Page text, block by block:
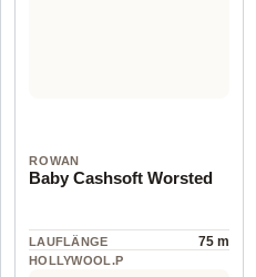
ROWAN
Baby Cashsoft Worsted
LAUFLÄNGE 75 m
HOLLYWOOL.P